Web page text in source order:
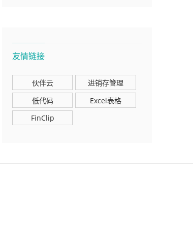
友情链接
伙伴云
进销存管理
低代码
Excel表格
FinClip